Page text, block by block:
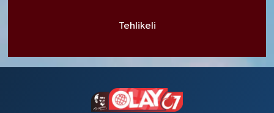
Tehlikeli